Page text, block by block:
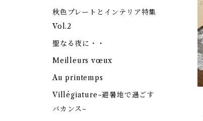
秋色プレートとインテリア特集
Vol.2
聖なる夜に・・
Meilleurs vœux
Au printemps
Villégiature~避暑地で過ごす
バカンス~